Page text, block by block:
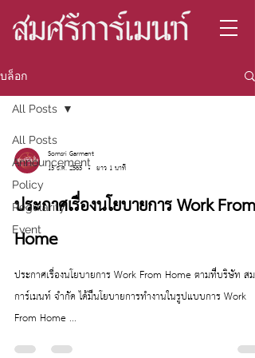
บล็อก
All Posts
Announcement
Policy
Regularity
Event
All Posts
Somsri Garment
15 ธ.ค. 2565
ยาว 1 นาที
ประกาศเรื่องนโยบายการ Work From
Home
ประกาศเรื่องนโยบายการ Work From Home ตามที่บริษัท สมศรี
การ์เมนท์ จำกัด ได้มีนโยบายการทำงานในรูปแบบการ Work
From Home ...